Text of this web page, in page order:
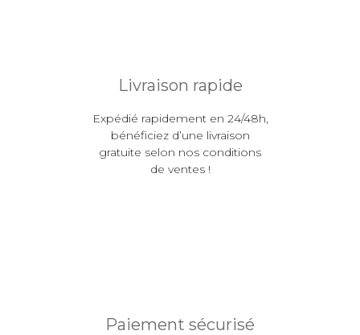
Livraison rapide
Expédié rapidement en 24/48h,
bénéficiez d’une livraison
gratuite selon nos conditions
de ventes !
Paiement sécurisé